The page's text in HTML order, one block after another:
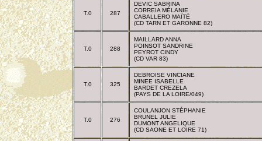
T.0 287
DEVIC SABRINA
CORREIA MÉLANIE
CABALLERO MAÏTÉ
(CD TARN ET GARONNE 82)
T.0 288
MAILLARD ANNA
POINSOT SANDRINE
PEYROT CINDY
(CD VAR 83)
T.0 325
DEBROISE VINCIANE
MINEE ISABELLE
BARDET CREZELA
(PAYS DE LA LOIRE/049)
T.0 276
COULANJON STÉPHANIE
BRUNEL JULIE
DUMONT ANGELIQUE
(CD SAONE ET LOIRE 71)